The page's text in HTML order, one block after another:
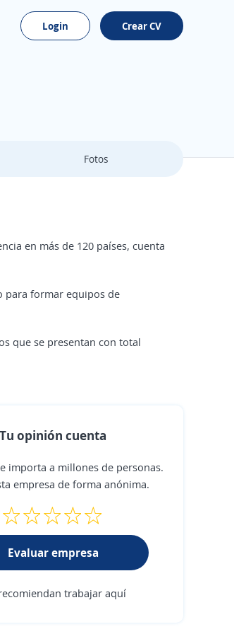
Login Crear CV
Fotos
en más de 120 países, cuenta
para formar equipos de
que se presentan con total
Tu opinión cuenta
importa a millones de personas.
empresa de forma anónima.
Evaluar empresa
trabajar aquí